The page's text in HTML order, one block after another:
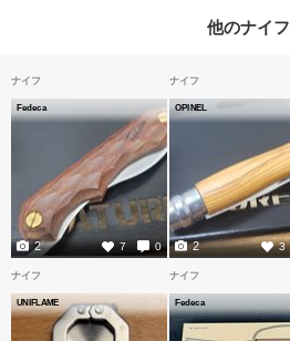
他のナイフ
ナイフ
Fedeca
7 0
2
ナイフ
OPINEL
3
2
ナイフ
UNIFLAME
ナイフ
Fedeca